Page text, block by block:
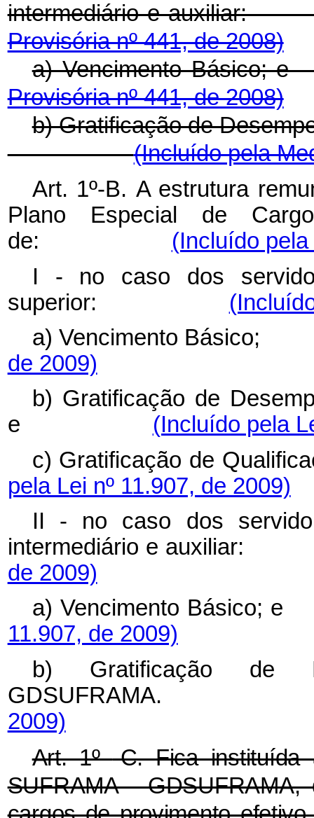
intermediário e
Provisória nº 441, de 2008)
a) Vencimento
Provisória nº 441, de 2008)
b) Gratificação de
(Incluído pela
Art. 1º-B. A estrutura
Plano Especial de
de: (Incluído pela
I - no caso dos
superior:
a) Vencimento
de 2009)
b) Gratificação de
e (Incluído pela
c) Gratificação de
pela Lei nº 11.907, de 2009)
II - no caso dos
intermediário e
de 2009)
a) Vencimento
11.907, de 2009)
b) Gratificação de
2009)
Art. 1º-C.Fica instituída
SUFRAMA -